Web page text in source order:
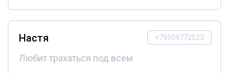
+79509772023
Настя
Любит трахаться под всем